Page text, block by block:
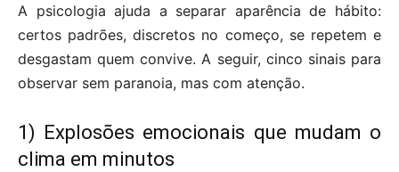
A psicologia ajuda a separar aparência de hábito:
certos padrões, discretos no começo, se repetem e
desgastam quem convive. A seguir, cinco sinais para
observar sem paranoia, mas com atenção.
1) Explosões emocionais que mudam o
clima em minutos